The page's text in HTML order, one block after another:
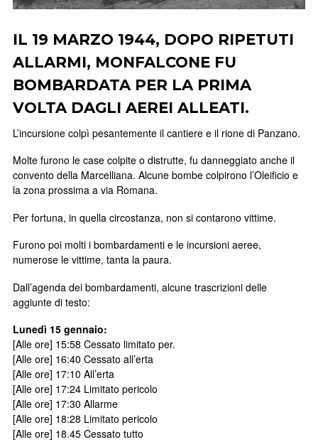
IL 19 MARZO 1944, DOPO RIPETUTI
ALLARMI, MONFALCONE FU
BOMBARDATA PER LA PRIMA
VOLTA DAGLI AEREI ALLEATI.
L’incursione colpì pesantemente il cantiere e il rione di Panzano.
Molte furono le case colpite o distrutte, fu danneggiato anche il
convento della Marcelliana. Alcune bombe colpirono l’Oleificio e
la zona prossima a via Romana.
Per fortuna, in quella circostanza, non si contarono vittime.
Furono poi molti i bombardamenti e le incursioni aeree,
numerose le vittime, tanta la paura.
Dall’agenda dei bombardamenti, alcune trascrizioni delle
aggiunte di testo:
Lunedì 15 gennaio:
[Alle ore] 15:58 Cessato limitato per.
[Alle ore] 16:40 Cessato all’erta
[Alle ore] 17:10 All’erta
[Alle ore] 17:24 Limitato pericolo
[Alle ore] 17:30 Allarme
[Alle ore] 18:28 Limitato pericolo
[Alle ore] 18.45 Cessato tutto